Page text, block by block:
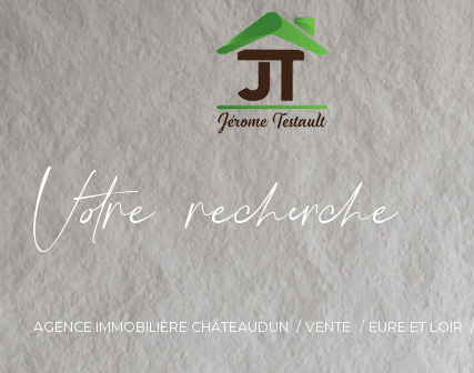
Vore recece
AGENCE IMMOBILIÈRE CHÂTEAUDUN VENTE EURE ET LOIR